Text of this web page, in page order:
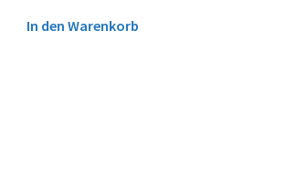
In den Warenkorb